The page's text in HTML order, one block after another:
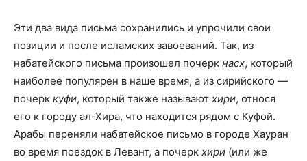
Эти два вида письма сохранились и упрочили свои
позиции и после исламских завоеваний. Так, из
набатейского письма произошел почерк насх, который
наиболее популярен в наше время, а из сирийского —
почерк куфи, который также называют хири, относя
его к городу ал-Хира, что находится рядом с Куфой.
Арабы переняли набатейское письмо в городе Хауран
во время поездок в Левант, а почерк хири (или же